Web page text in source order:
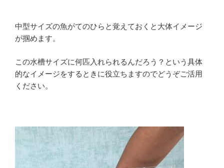
中型サイズの魚がてのひらと覚えておくと大体イメージ
が掴めます。
この水槽サイズに何匹入れられるんだろう？という具体
的なイメージをするときに役立ちますのでどうぞご活用
ください。